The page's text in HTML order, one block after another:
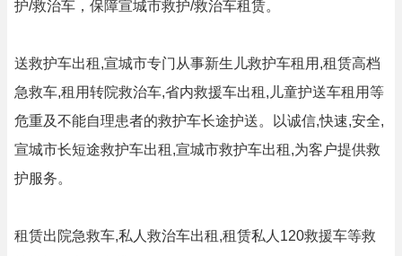
护/救治车，保障宣城市救护/救治车租赁。
送救护车出租,宣城市专门从事新生儿救护车租用,租赁高档
急救车,租用转院救治车,省内救援车出租,儿童护送车租用等
危重及不能自理患者的救护车长途护送。以诚信,快速,安全,
宣城市长短途救护车出租,宣城市救护车出租,为客户提供救
护服务。
租赁出院急救车,私人救治车出租,租赁私人120救援车等救